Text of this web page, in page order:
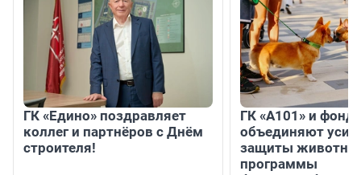
ГК «Едино» поздравляет
коллег и партнёров с Днём
строителя!
ГК «А101» и фонд
объединяют
защиты
программы